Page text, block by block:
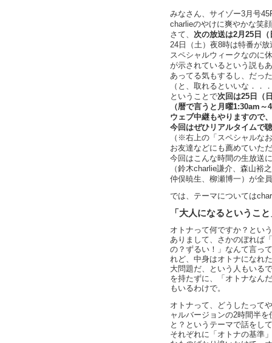
みなさん、サイゾー3月号
charlieのやけに爽やかな笑
さて、 次の放送は2月25日
24日（土）夜8時は特番が
スペシャルウィークなのに
が示されているという説も
あってる気もするし、だっ
（と、取れるといいな．．
ということで次回は25日（
（暦で言うと月曜1:30am
ウェブ中継もやりますので
今回はぜひリアルタイムで
（※右上の「スペシャルな
お友達などにも薦めていた
今回はこんな時間の生放送
（鈴木charlie謙介、森山裕
仲俣暁生、柳瀬博一）が全
では、テーマについては
「大人になるというこ
オトナって何ですか？とい
ありまして、さかのぼれば
の？ずるい！」なんて言っ
れど、中身はオトナになれ
大問題だ、という人もいる
を持たずに、「オトナなん
もいるわけで。
オトナって、どうしたって
ャルバージョンの2時間半
と？というテーマで話をし
それぞれに「オトナの基準